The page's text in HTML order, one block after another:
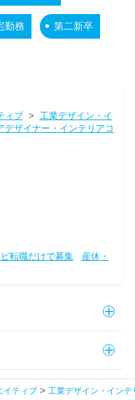
勤務 第二新卒
ィブ> 工業デザイン・イ
デザイナー・インテリアコ
転職だけで募集
産休・
イティブ 工業デザイン・イン